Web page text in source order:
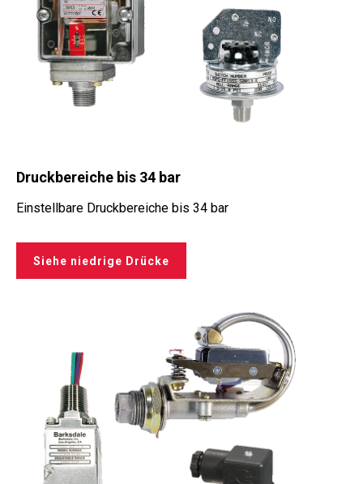
Druckbereiche bis 34 bar
Einstellbare Druckbereiche bis 34 bar
Siehe niedrige Drücke